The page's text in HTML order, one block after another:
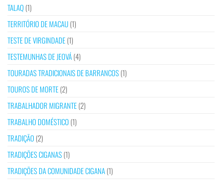
TALAQ(1)
TERRITÓRIO DE MACAU(1)
TESTE DE VIRGINDADE(1)
TESTEMUNHAS DE JEOVÁ(4)
TOURADAS TRADICIONAIS DE BARRANCOS(1)
TOUROS DE MORTE(2)
TRABALHADOR MIGRANTE(2)
TRABALHO DOMÉSTICO (1)
TRADIÇÃO (2)
TRADIÇÕES CIGANAS(1)
TRADIÇÕES DA COMUNIDADE CIGANA(1)